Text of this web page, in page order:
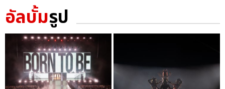
อัลบั้มรูป